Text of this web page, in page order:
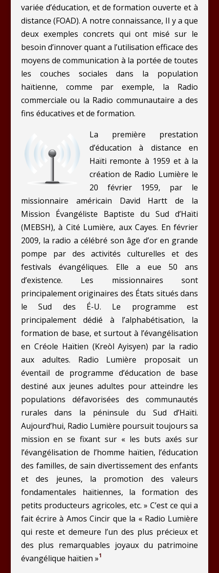
variée d’éducation, et de formation ouverte et à
distance (FOAD). A notre connaissance, Il y a que
deux exemples concrets qui ont misé sur le
besoin d’innover quant a l’utilisation efficace des
moyens de communication à la portée de toutes
les couches sociales dans la population
haïtienne, comme par exemple, la Radio
commerciale ou la Radio communautaire a des
fins éducatives et de formation.
La première prestation
d’éducation à distance en
Haïti remonte à 1959 et à la
création de Radio Lumière le
20 février 1959, par le
missionnaire américain David Hartt de la
Mission Évangéliste Baptiste du Sud d’Haïti
(MEBSH), à Cité Lumière, aux Cayes. En février
2009, la radio a célébré son âge d’or en grande
pompe par des activités culturelles et des
festivals évangéliques. Elle a eue 50 ans
d’existence. Les missionnaires sont
principalement originaires des États situés dans
le Sud des É-U. Le programme est
principalement dédié à l’alphabétisation, la
formation de base, et surtout à l’évangélisation
en Créole Haïtien (Kreòl Ayisyen) par la radio
aux adultes. Radio Lumière proposait un
éventail de programme d’éducation de base
destiné aux jeunes adultes pour atteindre les
populations défavorisées des communautés
rurales dans la péninsule du Sud d’Haïti.
Aujourd’hui, Radio Lumière poursuit toujours sa
mission en se fixant sur « les buts axés sur
l’évangélisation de l’homme haïtien, l’éducation
des familles, de sain divertissement des enfants
et des jeunes, la promotion des valeurs
fondamentales haïtiennes, la formation des
petits producteurs agricoles, etc. » C’est ce qui a
fait écrire à Amos Cincir que la « Radio Lumière
qui reste et demeure l’un des plus précieux et
des plus remarquables joyaux du patrimoine
évangélique haïtien »1